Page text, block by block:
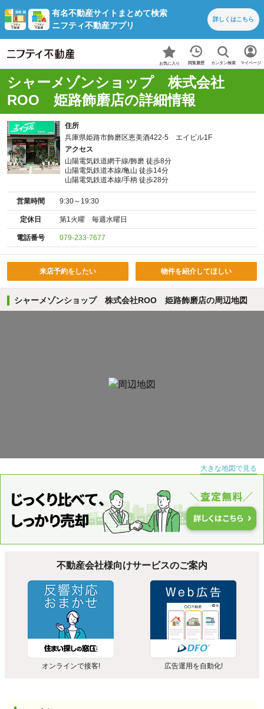
有名不動産サイトまとめて検索
ニフティ不動産アプリ
詳しくはこちら
お気に入り 閲覧履歴 カンタン検索 マイページ
シャーメゾンショップ 株式会社
ROO 姫路飾磨店の詳細情報
住所
兵庫県姫路市飾磨区恵美酒422-5 エイビル1F
アクセス
山陽電気鉄道網干線/飾磨 徒歩8分
山陽電気鉄道本線/亀山 徒歩14分
山陽電気鉄道本線/手柄 徒歩28分
営業時間 9:30～19:30
定休日 第1火曜 毎週水曜日
電話番号 079-233-7677
来店予約をしたい 物件を紹介してほしい
シャーメゾンショップ 株式会社ROO 姫路飾磨店の周辺地図
大きな地図で見る
不動産会社様向けサービスのご案内
オンラインで接客! 広告運用を自動化!